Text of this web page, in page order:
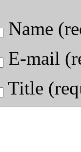
Name
E-mail
Title